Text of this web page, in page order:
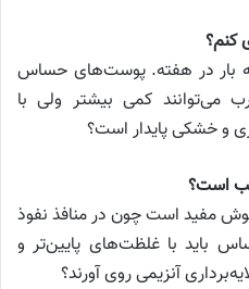
کنم؟
بار در هفته. پوست‌های حساس
می‌توانند کمی بیشتر ولی با
و خشکی پایدار است؟
است؟
مفید است چون در منافذ نفوذ
باید با غلظت‌های پایین‌تر و
آنزیمی روی آورند؟